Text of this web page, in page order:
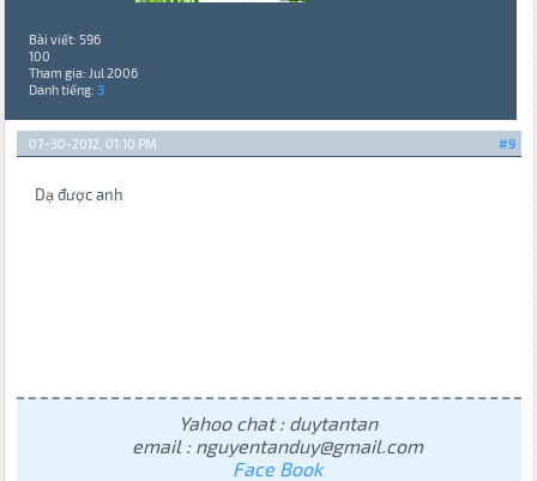
Bài viết: 596
100
Tham gia: Jul 2006
Danh tiếng: 3
#9
07-30-2012, 01:10 PM
Dạ được anh
Yahoo chat : duytantan
email : nguyentanduy@gmail.com
Face Book